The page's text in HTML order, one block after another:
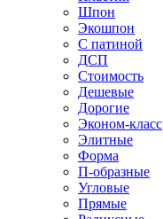
Шпон
Экошпон
С патиной
ДСП
Стоимость
Дешевые
Дорогие
Эконом-класс
Элитные
Форма
П-образные
Угловые
Прямые